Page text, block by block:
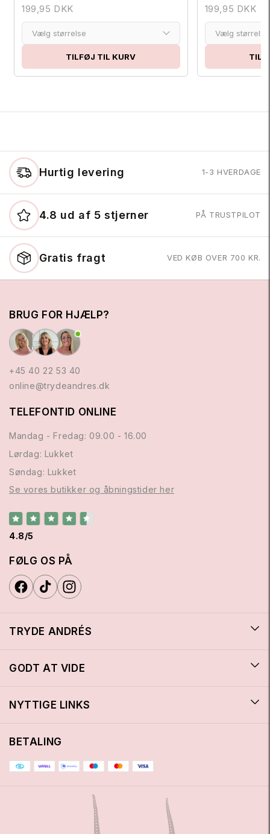
199,95 DKK
Vælg størrelse
TILFØJ TIL KURV
199,95 DKK
Vælg størrelse
Hurtig levering 1-3 HVERDAGE
4.8 ud af 5 stjerner PÅ TRUSTPILOT
Gratis fragt VED KØB OVER 700 KR.
BRUG FOR HJÆLP?
+45 40 22 53 40
online@trydeandres.dk
TELEFONTID ONLINE
Mandag - Fredag: 09.00 - 16.00
Lørdag: Lukket
Søndag: Lukket
Se vores butikker og åbningstider her
4.8/5
FØLG OS PÅ
TRYDE ANDRÉS
GODT AT VIDE
NYTTIGE LINKS
BETALING